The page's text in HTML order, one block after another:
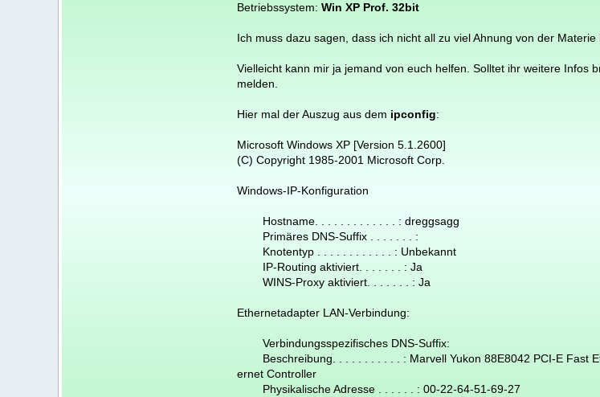
Betriebssystem: Win XP Prof. 32bit
Ich muss dazu sagen, dass ich nicht all zu viel Ahnung von der
Vielleicht kann mir ja jemand von euch helfen. Solltet ihr weitere Infos
melden.
Hier mal der Auszug aus dem ipconfig:
Microsoft Windows XP [Version 5.1.2600]
(C) Copyright 1985-2001 Microsoft Corp.
Windows-IP-Konfiguration
Hostname. . . . . . . . . . . . . : dreggsagg
Primäres DNS-Suffix . . . . . . . :
Knotentyp . . . . . . . . . . . . : Unbekannt
IP-Routing aktiviert. . . . . . . : Ja
WINS-Proxy aktiviert. . . . . . . : Ja
Ethernetadapter LAN-Verbindung:
Verbindungsspezifisches DNS-Suffix:
Beschreibung. . . . . . . . . . . : Marvell Yukon 88E8042 PCI-E Fast
ernet Controller
Physikalische Adresse . . . . . . : 00-22-64-51-69-27